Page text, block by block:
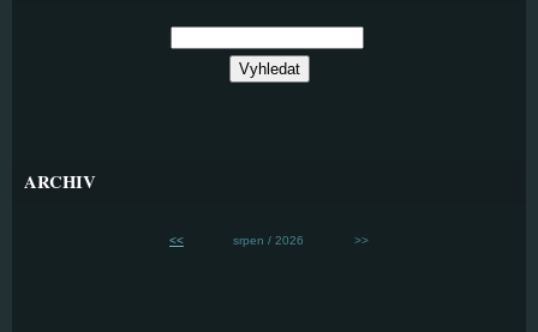
ARCHIV
<< srpen / 2026 >>